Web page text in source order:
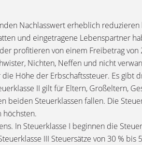
Nachlasswert erheblich
und eingetragene Lebenspartner
profitieren von einem Freibetrag von
Nichten, Neffen und nicht
Höhe der Erbschaftssteuer. Es gibt
II gilt für Eltern, Großeltern,
beiden Steuerklassen fallen. Die
höchsten.
In Steuerklasse I beginnen die
III Steuersätze von 30 % bis